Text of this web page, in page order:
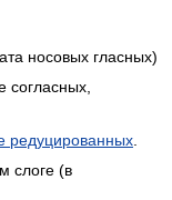
носовых гласных)
согласных,
редуцированных
слоге (в